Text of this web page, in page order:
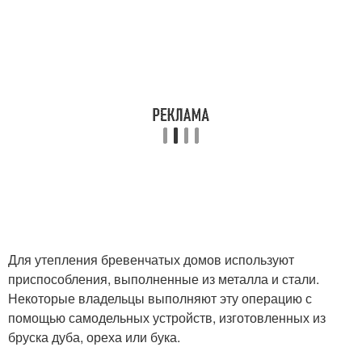
Для утепления бревенчатых домов используют
приспособления, выполненные из металла и стали.
Некоторые владельцы выполняют эту операцию с
помощью самодельных устройств, изготовленных из
бруска дуба, ореха или бука.